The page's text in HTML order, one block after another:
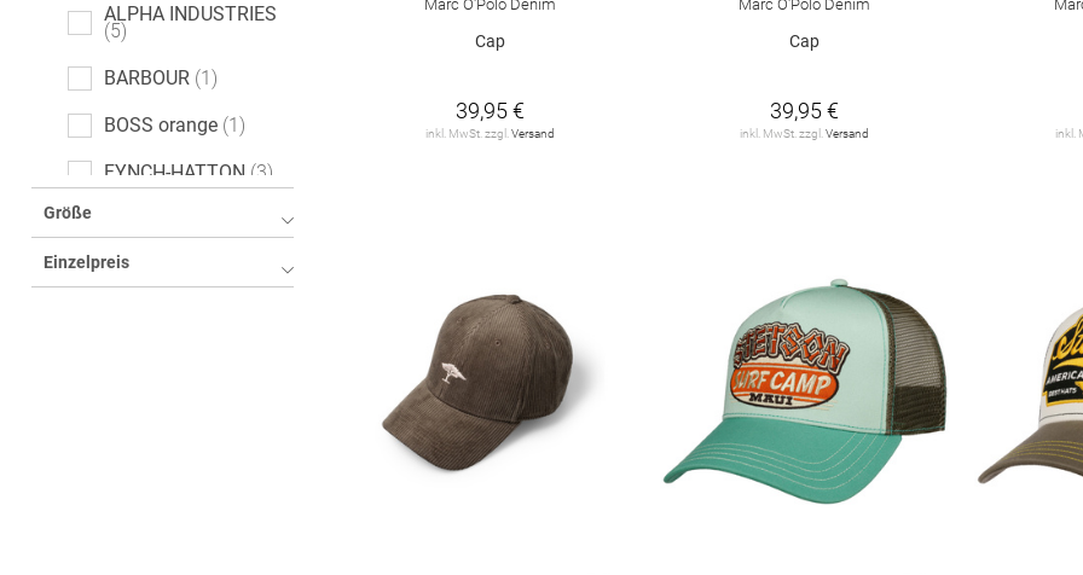
ALPHA INDUSTRIES
5
BARBOUR 1
BOSS orange 1
FYNCH-HATTON 3
LES DEUX
Größe
Einzelpreis
Marc O'Polo Denim
Cap
39,95 €
inkl. MwSt. zzgl. Versand
Marc O'Polo Denim
Cap
39,95 €
inkl. MwSt. zzgl.Versand inkl.